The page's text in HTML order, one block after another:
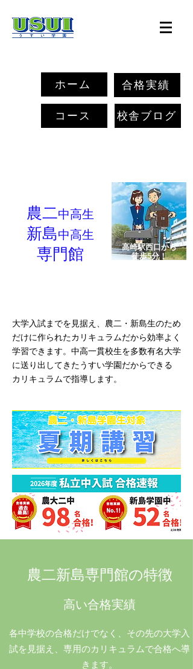
ホーム 合格実績
コース 校舎ブログ
農二中高生
新島中高生
専門館
高崎駅西口から
徒歩5分！
大学入試までを見据え、農二・新島生のため
だけに作られたカリキュラムだから効率よく
学習できます。中高一貫校生を多数有名大学
に送り出してきたうすい学園だからできる
カリキュラムで指導します。
農二新島専門館の特徴
高い合格実績
​各中学校の合格だけでなく、その先の大学入
試を見据え、専用のカリキュラムで合格へ導
きます。